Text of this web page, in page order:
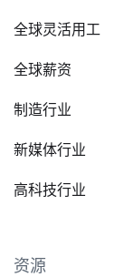
全球灵活用工
全球薪资
制造行业
新媒体行业
高科技行业
资源